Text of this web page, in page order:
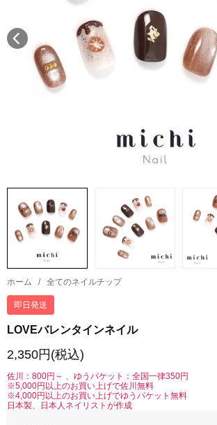
ホーム / 全てのネイルチップ
即日発送
LOVEバレンタインネイル
2,350円(税込)
佐川：800円～ 、ゆうパケット：全国一律350円
※5,000円以上のお買い上げで佐川無料
※4,000円以上のお買い上げでゆうパケット無料
日本製、日本人ネイリストが作成